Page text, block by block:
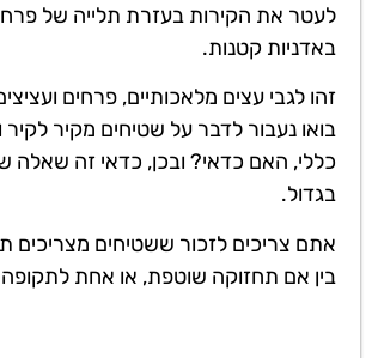
לעטר את הקירות בעזרת תלייה של
באדניות קטנות.
זהו לגבי עצים מלאכותיים, פרחים
בואו נעבור לדבר על שטיחים מקיר לקיר
כללי, האם כדאי? ובכן, כדאי זה שאלה
בגדול.
אתם צריכים לזכור ששטיחים מצריכים
בין אם תחזוקה שוטפת, או אחת